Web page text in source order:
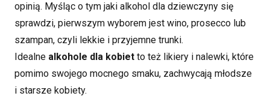
opinią. Myśląc o tym jaki alkohol dla dziewczyny się
sprawdzi, pierwszym wyborem jest wino, prosecco lub
szampan, czyli lekkie i przyjemne trunki.
Idealne alkohole dla kobiet to też likiery i nalewki, które
pomimo swojego mocnego smaku, zachwycają młodsze
i starsze kobiety.